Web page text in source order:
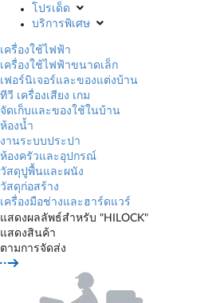
โปรเด็ด
บริการพิเศษ
เครื่องใช้ไฟฟ้า
เครื่องใช้ไฟฟ้าขนาดเล็ก
เฟอร์นิเจอร์และของแต่งบ้าน
ทีวี เครื่องเสียง เกม
จัดเก็บและของใช้ในบ้าน
ห้องน้ำ
งานระบบประปา
ห้องครัวและอุปกรณ์
วัสดุปูพื้นและผนัง
วัสดุก่อสร้าง
เครื่องมือช่างและฮาร์ดแวร์
แสดงผลลัพธ์สำหรับ "HILOCK"
แสดงสินค้า
ตามการจัดส่ง